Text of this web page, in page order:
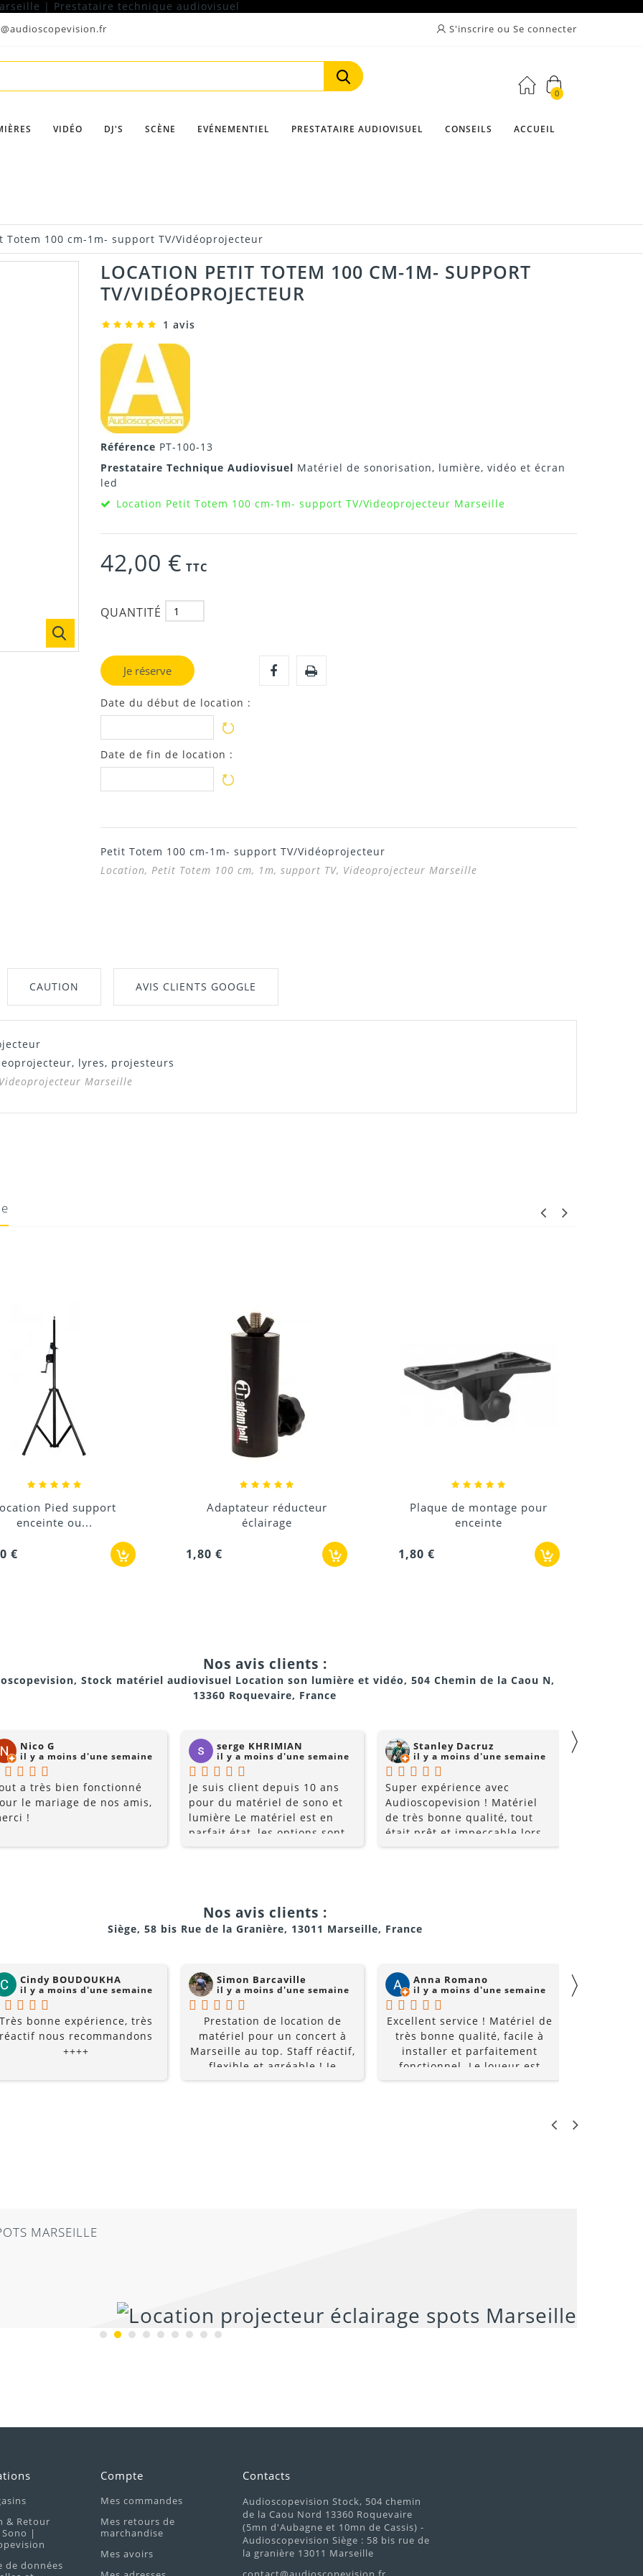
S'inscrire ou Se connecter
0
VIDÉO DJ'S SCÈNE EVÉNEMENTIEL PRESTATAIRE AUDIOVISUEL CONSEILS ACCUEIL
Totem 100 cm-1m- support TV/Vidéoprojecteur
LOCATION PETIT TOTEM 100 CM-1M- SUPPORT
TV/VIDÉOPROJECTEUR
1 avis
Référence PT-100-13
Prestataire Technique Audiovisuel Matériel de sonorisation, lumière, vidéo et écran
led
Location Petit Totem 100 cm-1m- support TV/Videoprojecteur Marseille
42,00 € TTC
QUANTITÉ
Je réserve
Date du début de location :
Date de fin de location :
Petit Totem 100 cm-1m- support TV/Vidéoprojecteur
Location, Petit Totem 100 cm, 1m, support TV, Videoprojecteur Marseille
CAUTION AVIS CLIENTS GOOGLE
lyres, projesteurs
Marseille
réducteur
éclairage
Plaque de montage pour
enceinte
1,80 €
Plaque de montage pour
enceinte
3,60 €
Nos avis clients :
Stock matériel audiovisuel Location son lumière et vidéo, 504 Chemin de la Caou N,
13360 Roquevaire, France
Nico G
il y a moins d'une semaine
a très bien fonctionné
le mariage de nos amis,
!
serge KHRIMIAN
il y a moins d'une semaine
Je suis client depuis 10 ans
pour du matériel de sono et
lumière Le matériel est en
parfait état, les options sont
multiples, et les prix sont très
chercher ailleurs? Je
recommande fortement !!!
Stanley Dacruz
il y a moins d'une semaine
Super expérience avec
Audioscopevision ! Matériel
de très bonne qualité, tout
était prêt et impeccable lors
de la récupération. Équipe
recommande sans hésiter et
〉
Nos avis clients :
Siège, 58 bis Rue de la Granière, 13011 Marseille, France
Cindy BOUDOUKHA
il y a moins d'une semaine
Très bonne expérience, très
réactif nous recommandons
++++
Simon Barcaville
il y a moins d'une semaine
Prestation de location de
matériel pour un concert à
Marseille au top. Staff réactif,
flexible et agréable ! Je
recommande à 100%
Anna Romano
il y a moins d'une semaine
Excellent service ! Matériel de
très bonne qualité, facile à
installer et parfaitement
fonctionnel. Le loueur est
réactif, professionnel et de
〉
MARSEILLE
& Retour
|
de données
Compte
Mes commandes
Mes retours de
marchandise
Mes avoirs
Contacts
Audioscopevision Stock, 504 chemin
de la Caou Nord 13360 Roquevaire
(5mn d'Aubagne et 10mn de Cassis) -
Audioscopevision Siège : 58 bis rue de
la granière 13011 Marseille